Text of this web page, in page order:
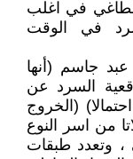
في اغلب
في الوقت
جاسم (أنها
السرد عن
(الخروج
من اسر النوع
وتعدد طبقات